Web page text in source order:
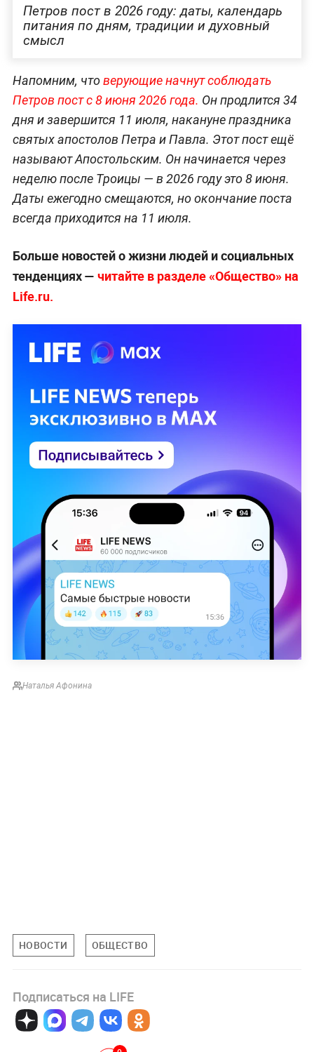
Петров пост в 2026 году: даты, календарь
питания по дням, традиции и духовный
смысл
Напомним, чтоверующие начнут соблюдать
Петров пост с 8 июня 2026 года. Он продлится 34
дня и завершится 11 июля, накануне праздника
святых апостолов Петра и Павла. Этот пост ещё
называют Апостольским. Он начинается через
неделю после Троицы — в 2026 году это 8 июня.
Даты ежегодно смещаются, но окончание поста
всегда приходится на 11 июля.
Больше новостей о жизни людей и социальных
тенденциях — читайте в разделе «Общество» на
Life.ru.
Наталья Афонина
НОВОСТИ ОБЩЕСТВО
Подписаться на LIFE